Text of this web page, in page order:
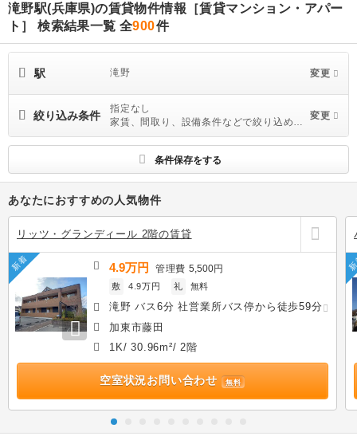
滝野駅(兵庫県)の賃貸物件情報［賃貸マンション・アパー
ト］ 検索結果一覧 全900件
駅 滝野 変更
絞り込み条件
指定なし
家賃、間取り、設備条件などで絞り込めま
す
変更
条件保存をする
あなたにおすすめの人気物件
リッツ・グランディール 2階の賃貸
新着 4.9万円 管理費5,500円
敷 4.9万円 礼 無料
滝野 バス6分 社営業所バス停から徒歩59分
加東市藤田
1K/ 30.96m²/ 2階
空室状況お問い合わせ 無料